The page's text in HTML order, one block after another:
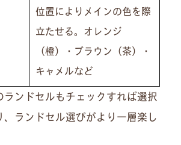
位置によりメインの色を際
立たせる。オレンジ
（橙）・ブラウン（茶）・
キャメルなど
ランドセルもチェックすれば選択
、ランドセル選びがより一層楽し